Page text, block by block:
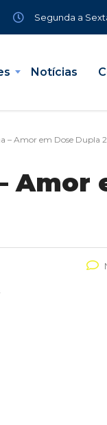
Segunda a
Notícias
– Amor em Dose Dupla
Amor